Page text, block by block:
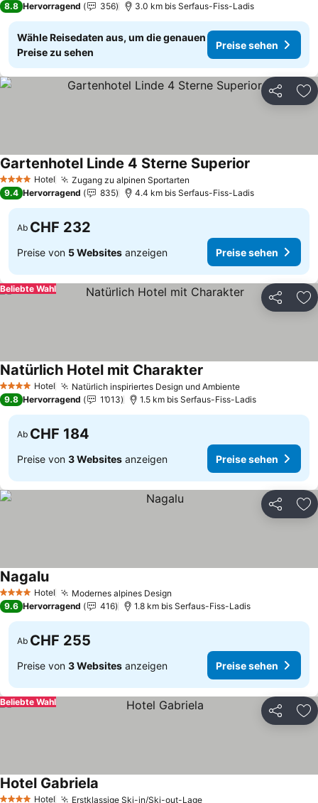
8.8 Hervorragend 356 3.0 km bis Serfaus-Fiss-Ladis
Wähle Reisedaten aus, um die genauen
Preise zu sehen
Preise sehen
Teilen
4 Sterne Hotel Zugang zu alpinen Sportarten
Gartenhotel Linde 4 Sterne Superior
9.4 Hervorragend 835 4.4 km bis Serfaus-Fiss-Ladis
Ab CHF 232
Preise von 5 Websites anzeigen Preise sehen
Teilen
Beliebte Wahl
4 Sterne Hotel Natürlich inspiriertes Design und Ambiente
Natürlich Hotel mit Charakter
9.8 Hervorragend 1’013 1.5 km bis Serfaus-Fiss-Ladis
Ab CHF 184
Preise von 3 Websites anzeigen Preise sehen
Teilen
4 Sterne Hotel Modernes alpines Design
Nagalu
9.6 Hervorragend 416 1.8 km bis Serfaus-Fiss-Ladis
Ab CHF 255
Preise von 3 Websites anzeigen Preise sehen
Teilen
Beliebte Wahl
Hotel Erstklassige Ski-in/Ski-out-Lage
Hotel Gabriela